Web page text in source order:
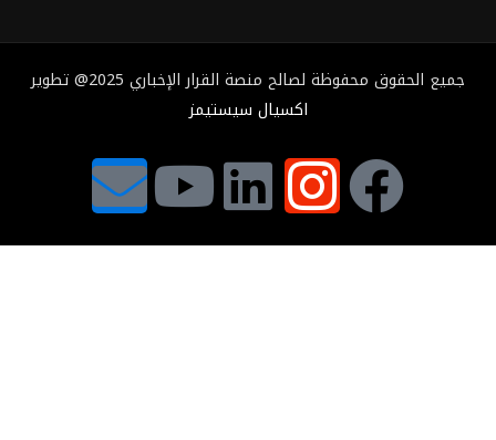
جميع الحقوق محفوظة لصالح منصة القرار الإخباري 2025@ تطوير
اكسيال سيستيمز